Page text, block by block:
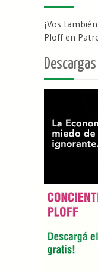
¡Vos
Ploff en
Descargas